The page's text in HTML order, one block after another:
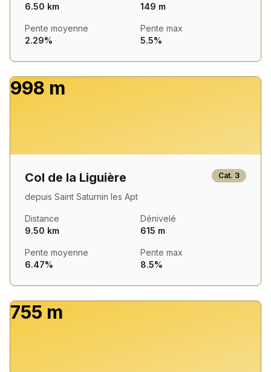
6.50 km
149 m
Pente moyenne
2.29%
Pente max
5.5%
998 m
Col de la Liguière Cat. 3
depuis Saint Saturnin les Apt
Distance
9.50 km
Dénivelé
615 m
Pente moyenne
6.47%
Pente max
8.5%
755 m